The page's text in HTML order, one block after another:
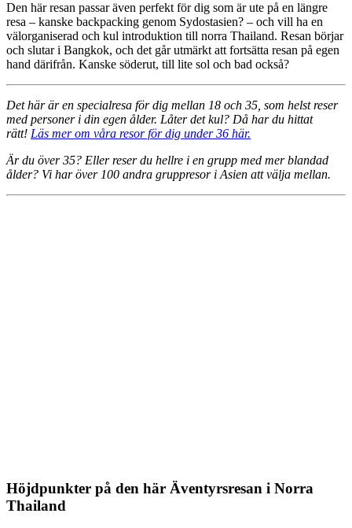
Den här resan passar även perfekt för dig som är ute på en längre
resa – kanske backpacking genom Sydostasien? – och vill ha en
välorganiserad och kul introduktion till norra Thailand. Resan börjar
och slutar i Bangkok, och det går utmärkt att fortsätta resan på egen
hand därifrån. Kanske söderut, till lite sol och bad också?
Det här är en specialresa för dig mellan 18 och 35, som helst reser
med personer i din egen ålder. Låter det kul? Då har du hittat
rätt! Läs mer om våra resor för dig under 36 här.
Är du över 35? Eller reser du hellre i en grupp med mer blandad
ålder? Vi har över 100 andra gruppresor i Asien att välja mellan.
Höjdpunkter på den här Äventyrsresan i Norra
Thailand